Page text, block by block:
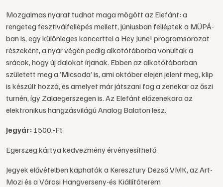
Mozgalmas nyarat tudhat maga mögött az Elefánt: a
rengeteg fesztiválfellépés mellett, júniusban felléptek a MÜPÁ-
ban is, egy különleges koncerttel a Hey June! programsorozat
részeként, a nyár végén pedig alkotótáborba vonultak a
srácok, hogy új dalokat írjanak. Ebben az alkotótáborban
született meg a ’Micsoda’ is, ami október elején jelent meg, klip
is készült hozzá, és amelyet már játszani fog a zenekar az őszi
turnén, így Zalaegerszegen is. Az Elefánt előzenekara az
elektronikus hangzásvilágú Analog Balaton lesz.
Jegyár: 1500.-Ft
Egerszeg kártya kedvezmény érvényesíthető.
Jegyek elővételben kaphatók a Keresztury Dezső VMK, az Art-
Mozi és a Városi Hangverseny-és Kiállítóterem